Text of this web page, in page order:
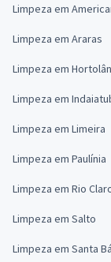
Limpeza em
Limpeza em Araras
Limpeza em
Limpeza em
Limpeza em Limeira
Limpeza em Paulínia
Limpeza em Rio
Limpeza em Salto
Limpeza em Santa